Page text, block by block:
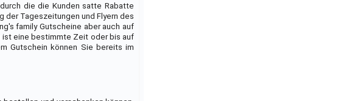
die die Kunden satte Rabatte
der Tageszeitungen und Flyern des
family Gutscheine aber auch auf
ist eine bestimmte Zeit oder bis auf
Gutschein können Sie bereits im